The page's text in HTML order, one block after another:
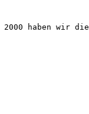
haben wir